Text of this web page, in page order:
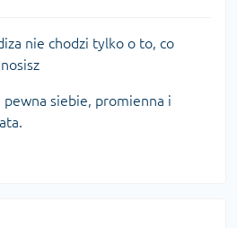
nie chodzi tylko o to, co
pewna siebie, promienna i